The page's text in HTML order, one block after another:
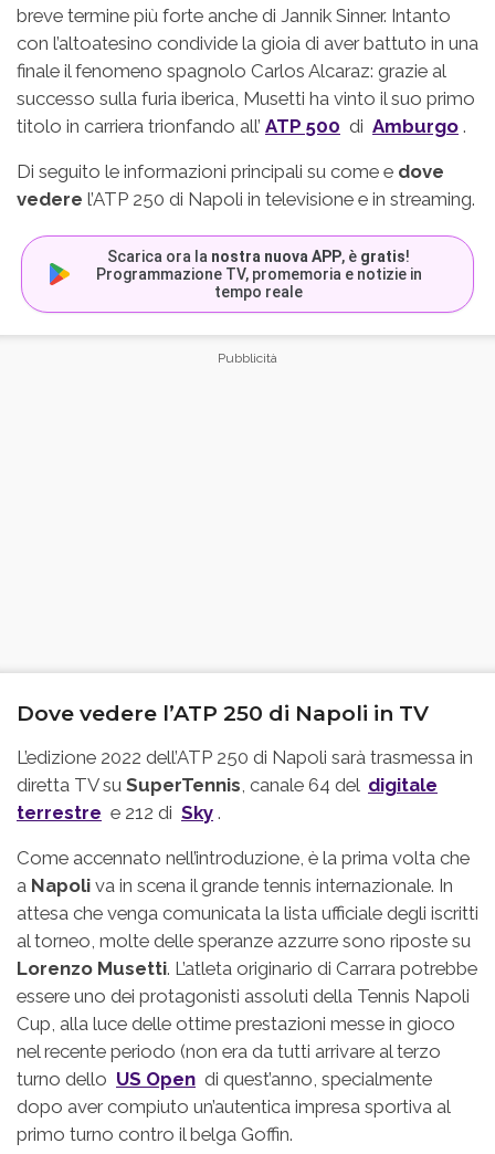
breve termine più forte anche di Jannik Sinner. Intanto
con l’altoatesino condivide la gioia di aver battuto in una
finale il fenomeno spagnolo Carlos Alcaraz: grazie al
successo sulla furia iberica, Musetti ha vinto il suo primo
titolo in carriera trionfando all’ ATP 500 di Amburgo .
Di seguito le informazioni principali su come e dove
vedere l’ATP 250 di Napoli in televisione e in streaming.
Scarica ora la nostra nuova APP, è gratis!
Programmazione TV, promemoria e notizie in
tempo reale
Dove vedere l’ATP 250 di Napoli in TV
L’edizione 2022 dell’ATP 250 di Napoli sarà trasmessa in
diretta TV su SuperTennis , canale 64 del digitale
terrestre e 212 di Sky .
Come accennato nell’introduzione, è la prima volta che
a Napoli va in scena il grande tennis internazionale. In
attesa che venga comunicata la lista ufficiale degli iscritti
al torneo, molte delle speranze azzurre sono riposte su
Lorenzo Musetti. L’atleta originario di Carrara potrebbe
essere uno dei protagonisti assoluti della Tennis Napoli
Cup, alla luce delle ottime prestazioni messe in gioco
nel recente periodo (non era da tutti arrivare al terzo
turno dello US Open di quest’anno, specialmente
dopo aver compiuto un’autentica impresa sportiva al
primo turno contro il belga Goffin.